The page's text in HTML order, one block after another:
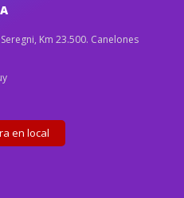
Km 23.500. Canelones
en local